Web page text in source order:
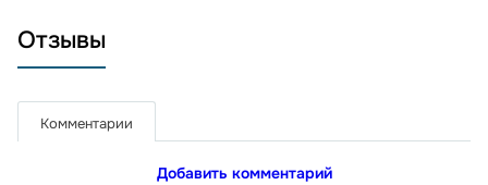
Отзывы
Комментарии
Добавить комментарий